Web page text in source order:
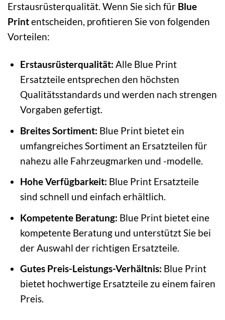
Erstausrüsterqualität. Wenn Sie sich für Blue
Printentscheiden, profitieren Sie von folgenden
Vorteilen:
Erstausrüsterqualität: Alle Blue Print
Ersatzteile entsprechen den höchsten
Qualitätsstandards und werden nach strengen
Vorgaben gefertigt.
Breites Sortiment: Blue Print bietet ein
umfangreiches Sortiment an Ersatzteilen für
nahezu alle Fahrzeugmarken und -modelle.
Hohe Verfügbarkeit: Blue Print Ersatzteile
sind schnell und einfach erhältlich.
Kompetente Beratung: Blue Print bietet eine
kompetente Beratung und unterstützt Sie bei
der Auswahl der richtigen Ersatzteile.
Gutes Preis-Leistungs-Verhältnis: Blue Print
bietet hochwertige Ersatzteile zu einem fairen
Preis.